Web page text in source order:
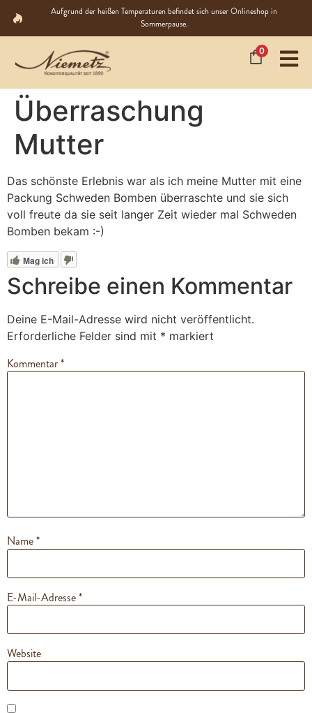
Aufgrund der heißen Temperaturen befindet sich unser Onlineshop in
Sommerpause.
0
Überraschung
Mutter
Das schönste Erlebnis war als ich meine Mutter mit eine
Packung Schweden Bomben überraschte und sie sich
voll freute da sie seit langer Zeit wieder mal Schweden
Bomben bekam :-)
Mag ich
Schreibe einen Kommentar
Deine E-Mail-Adresse wird nicht veröffentlicht.
Erforderliche Felder sind mit * markiert
Kommentar*
Name*
E-Mail-Adresse*
Website